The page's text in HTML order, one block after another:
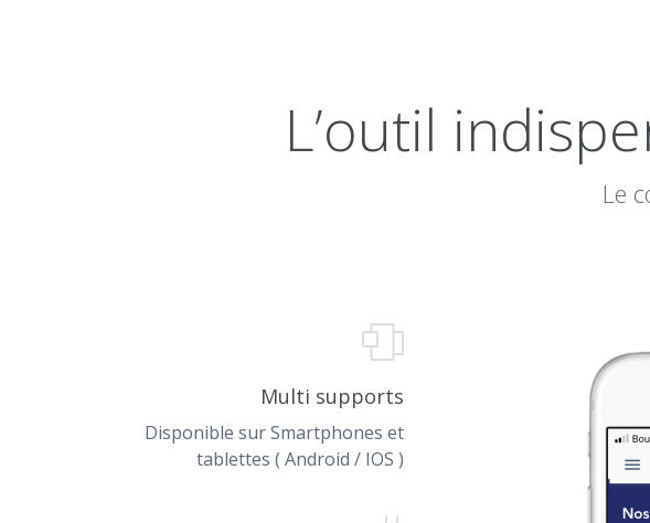
L’outil
Le
Multi supports
Disponible sur Smartphones et
tablettes ( Android / IOS )